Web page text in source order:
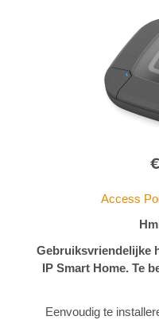
Access
Gebruiksvriendelijke
IP Smart Home. Te
Eenvoudig te